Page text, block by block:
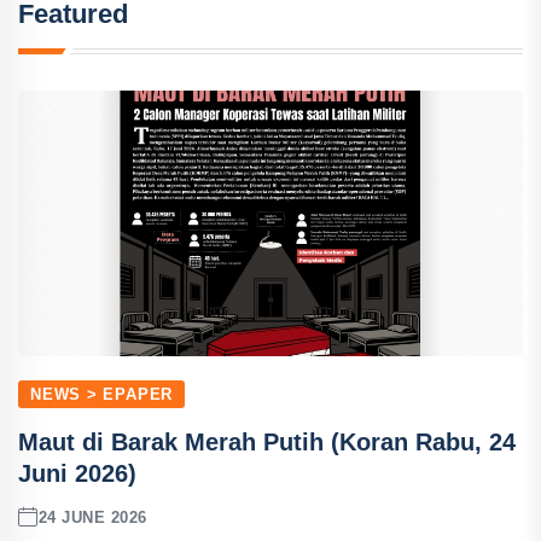
Featured
NEWS > EPAPER
Maut di Barak Merah Putih (Koran Rabu, 24
Juni 2026)
24 JUNE 2026